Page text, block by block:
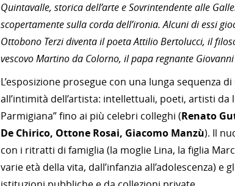
Quintavalle, storica dell’arte e Sovrintendente alle
scopertamente sulla corda dell’ironia. Alcuni di essi
Ottobono Terzi diventa il poeta Attilio Bertolucci, il
vescovo Martino da Colorno, il papa regnante Giovanni
L’esposizione prosegue con una lunga sequenza
all’intimità dell’artista: intellettuali, poeti, artisti
Parmigiana” fino ai più celebri colleghi (Renato
De Chirico, Ottone Rosai, Giacomo Manzù). Il
con i ritratti di famiglia (la moglie Lina, la figlia
varie età della vita, dall’infanzia all’adolescenza)